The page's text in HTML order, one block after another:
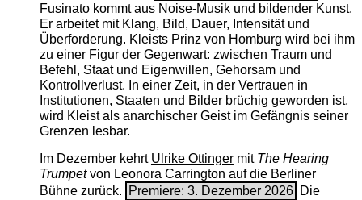
Fusinato kommt aus Noise-Musik und bildender Kunst.
Er arbeitet mit Klang, Bild, Dauer, Intensität und
Überforderung. Kleists Prinz von Homburg wird bei ihm
zu einer Figur der Gegenwart: zwischen Traum und
Befehl, Staat und Eigenwillen, Gehorsam und
Kontrollverlust. In einer Zeit, in der Vertrauen in
Institutionen, Staaten und Bilder brüchig geworden ist,
wird Kleist als anarchischer Geist im Gefängnis seiner
Grenzen lesbar.
Im Dezember kehrt Ulrike Ottingermit The ­Hearing
Trumpetvon Leonora Carrington auf die Berliner
Bühne zurück.
Premiere: 3. Dezember 2026 Die